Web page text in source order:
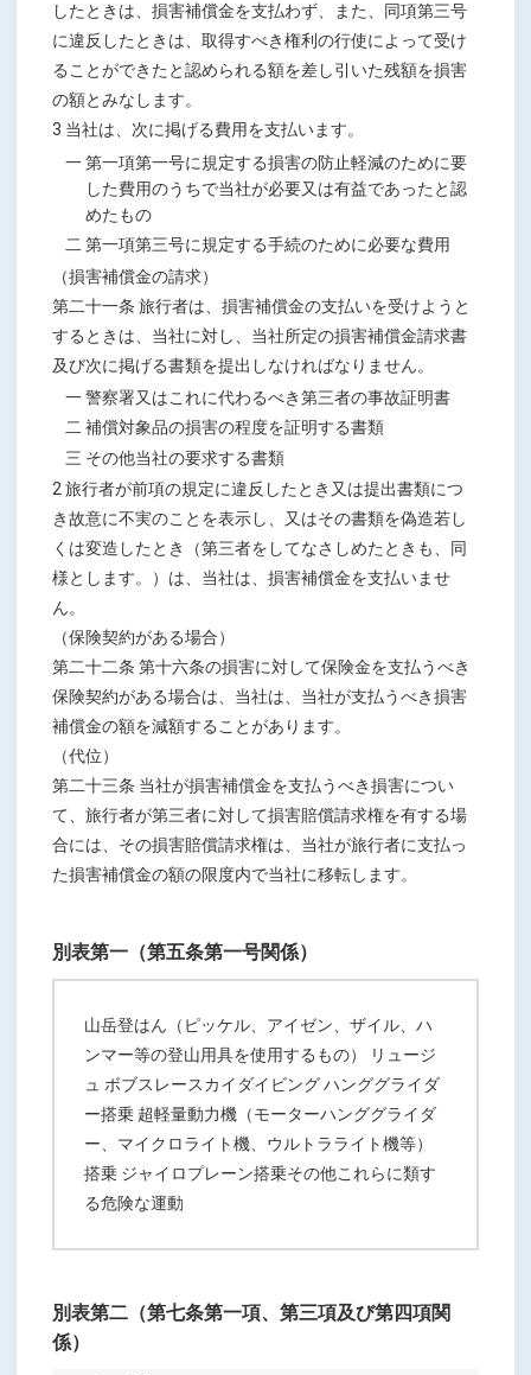
したときは、損害補償金を支払わず、また、同項第三号
に違反したときは、取得すべき権利の行使によって受け
ることができたと認められる額を差し引いた残額を損害
の額とみなします。
3 当社は、次に掲げる費用を支払います。
一 第一項第一号に規定する損害の防止軽減のために要
した費用のうちで当社が必要又は有益であったと認
めたもの
二 第一項第三号に規定する手続のために必要な費用
（損害補償金の請求）
第二十一条 旅行者は、損害補償金の支払いを受けようと
するときは、当社に対し、当社所定の損害補償金請求書
及び次に掲げる書類を提出しなければなりません。
一 警察署又はこれに代わるべき第三者の事故証明書
二 補償対象品の損害の程度を証明する書類
三 その他当社の要求する書類
2 旅行者が前項の規定に違反したとき又は提出書類につ
き故意に不実のことを表示し、又はその書類を偽造若し
くは変造したとき（第三者をしてなさしめたときも、同
様とします。）は、当社は、損害補償金を支払いませ
ん。
（保険契約がある場合）
第二十二条 第十六条の損害に対して保険金を支払うべき
保険契約がある場合は、当社は、当社が支払うべき損害
補償金の額を減額することがあります。
（代位）
第二十三条 当社が損害補償金を支払うべき損害につい
て、旅行者が第三者に対して損害賠償請求権を有する場
合には、その損害賠償請求権は、当社が旅行者に支払っ
た損害補償金の額の限度内で当社に移転します。
別表第一（第五条第一号関係）
山岳登はん（ピッケル、アイゼン、ザイル、ハ
ンマー等の登山用具を使用するもの） リュージ
ュ ボブスレースカイダイビング ハンググライダ
ー搭乗 超軽量動力機（モーターハンググライダ
ー、マイクロライト機、ウルトラライト機等）
搭乗 ジャイロプレーン搭乗その他これらに類す
る危険な運動
別表第二（第七条第一項、第三項及び第四項関
係）